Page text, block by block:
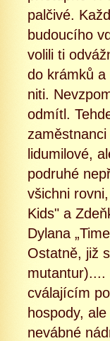
palčivé.
budoucího
volili ti
do krámků
niti.
odmítl.
lidumilové,
podruhé
všichni
Kids" a
Dylana
Ostatně, již
mutantur)....
cválajícím
hospody,
nevábné